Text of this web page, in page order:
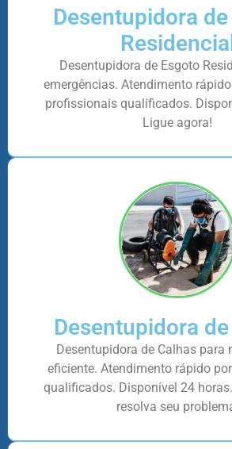
Desentupidora
Desentupidora de Esgoto
emergências. Atendimento
profissionais qualificados.
Ligue agora!
Desentupidora
Desentupidora de Calhas para
eficiente. Atendimento rápido
qualificados. Disponível 24
resolva seu